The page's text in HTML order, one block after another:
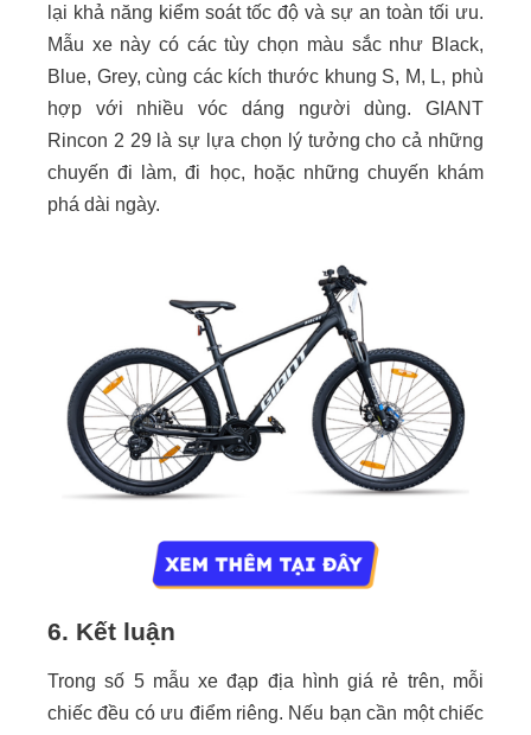
lại khả năng kiểm soát tốc độ và sự an toàn tối ưu.
Mẫu xe này có các tùy chọn màu sắc như Black,
Blue, Grey, cùng các kích thước khung S, M, L, phù
hợp với nhiều vóc dáng người dùng. GIANT
Rincon 2 29 là sự lựa chọn lý tưởng cho cả những
chuyến đi làm, đi học, hoặc những chuyến khám
phá dài ngày.
6. Kết luận
Trong số 5 mẫu xe đạp địa hình giá rẻ trên, mỗi
chiếc đều có ưu điểm riêng. Nếu bạn cần một chiếc